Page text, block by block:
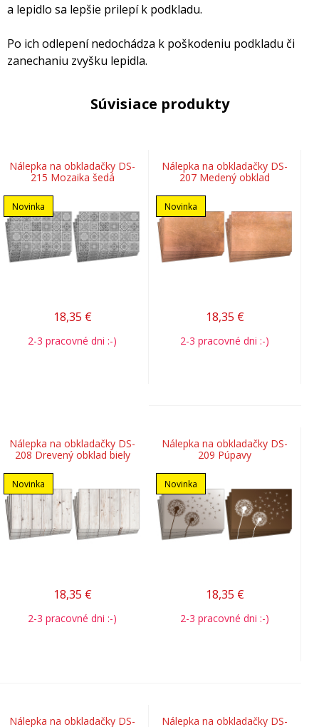
a lepidlo sa lepšie prilepí k podkladu.
Po ich odlepení nedochádza k poškodeniu podkladu či
zanechaniu zvyšku lepidla.
Súvisiace produkty
Nálepka na obkladačky DS-
215 Mozaika šedá
Novinka
18,35 €
2-3 pracovné dni :-)
Nálepka na obkladačky DS-
207 Medený obklad
Novinka
18,35 €
2-3 pracovné dni :-)
Nálepka na obkladačky DS-
208 Drevený obklad biely
Novinka
18,35 €
2-3 pracovné dni :-)
Nálepka na obkladačky DS-
209 Púpavy
Novinka
18,35 €
2-3 pracovné dni :-)
Nálepka na obkladačky DS-
Nálepka na obkladačky DS-